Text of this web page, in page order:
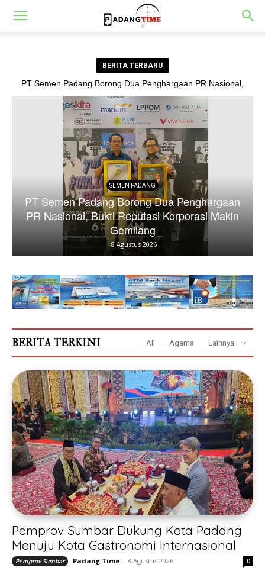
BERITA TERBARU
PT Semen Padang Borong Dua Penghargaan PR Nasional,
Makin
SEMEN PADANG
PT Semen Padang Semarakkan Festival
Telong-Telong HJK Padang ke-357
8 Agustus 2026
BERITA TERKINI All Agama Lainnya
Pemprov Sumbar Dukung Kota Padang
Menuju Kota Gastronomi Internasional
Pemprov Sumbar Padang Time - 8 Agustus 2026 0